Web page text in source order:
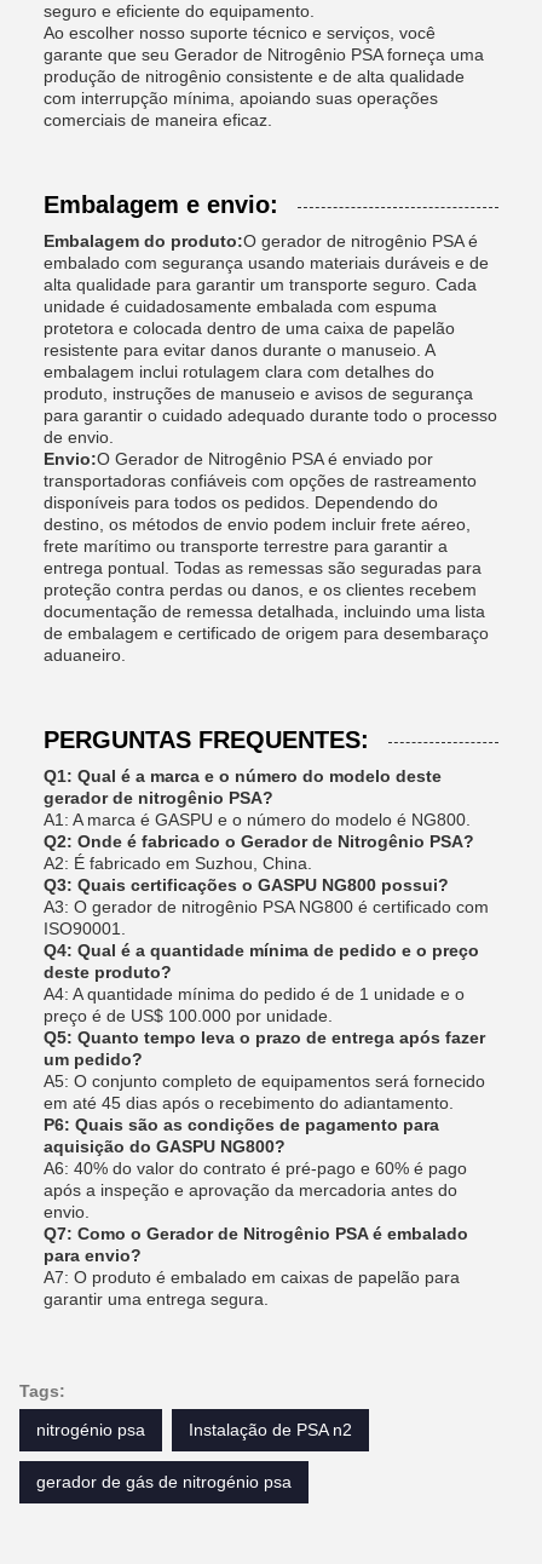
seguro e eficiente do equipamento.
Ao escolher nosso suporte técnico e serviços, você
garante que seu Gerador de Nitrogênio PSA forneça uma
produção de nitrogênio consistente e de alta qualidade
com interrupção mínima, apoiando suas operações
comerciais de maneira eficaz.
Embalagem e envio:
Embalagem do produto:O gerador de nitrogênio PSA é
embalado com segurança usando materiais duráveis ​​e de
alta qualidade para garantir um transporte seguro. Cada
unidade é cuidadosamente embalada com espuma
protetora e colocada dentro de uma caixa de papelão
resistente para evitar danos durante o manuseio. A
embalagem inclui rotulagem clara com detalhes do
produto, instruções de manuseio e avisos de segurança
para garantir o cuidado adequado durante todo o processo
de envio.
Envio:O Gerador de Nitrogênio PSA é enviado por
transportadoras confiáveis ​​com opções de rastreamento
disponíveis para todos os pedidos. Dependendo do
destino, os métodos de envio podem incluir frete aéreo,
frete marítimo ou transporte terrestre para garantir a
entrega pontual. Todas as remessas são seguradas para
proteção contra perdas ou danos, e os clientes recebem
documentação de remessa detalhada, incluindo uma lista
de embalagem e certificado de origem para desembaraço
aduaneiro.
PERGUNTAS FREQUENTES:
Q1: Qual é a marca e o número do modelo deste
gerador de nitrogênio PSA?
A1: A marca é GASPU e o número do modelo é NG800.
Q2: Onde é fabricado o Gerador de Nitrogênio PSA?
A2: É fabricado em Suzhou, China.
Q3: Quais certificações o GASPU NG800 possui?
A3: O gerador de nitrogênio PSA NG800 é certificado com
ISO90001.
Q4: Qual é a quantidade mínima de pedido e o preço
deste produto?
A4: A quantidade mínima do pedido é de 1 unidade e o
preço é de US$ 100.000 por unidade.
Q5: Quanto tempo leva o prazo de entrega após fazer
um pedido?
A5: O conjunto completo de equipamentos será fornecido
em até 45 dias após o recebimento do adiantamento.
P6: Quais são as condições de pagamento para
aquisição do GASPU NG800?
A6: 40% do valor do contrato é pré-pago e 60% é pago
após a inspeção e aprovação da mercadoria antes do
envio.
Q7: Como o Gerador de Nitrogênio PSA é embalado
para envio?
A7: O produto é embalado em caixas de papelão para
garantir uma entrega segura.
Tags:
nitrogénio psa
Instalação de PSA n2
gerador de gás de nitrogénio psa